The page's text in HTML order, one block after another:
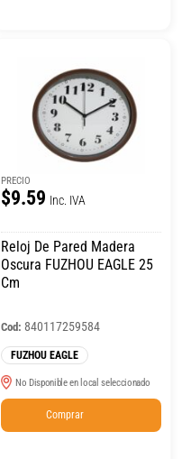
PRECIO
$9.59 Inc. IVA
Reloj De Pared Madera
Oscura FUZHOU EAGLE 25
Cm
Cod: 840117259584
FUZHOU EAGLE
No Disponible en local seleccionado
Comprar